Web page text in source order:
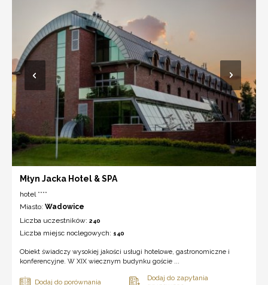
Młyn Jacka Hotel & SPA
hotel ****
Miasto: Wadowice
Liczba uczestników: 240
Liczba miejsc noclegowych: 140
Obiekt świadczy wysokiej jakości usługi hotelowe, gastronomiczne i
konferencyjne. W XIX wiecznym budynku goście ...